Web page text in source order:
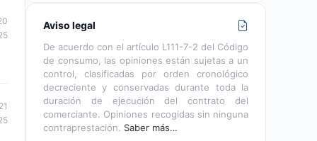
Aviso legal
De acuerdo con el artículo L111-7-2 del Código
de consumo, las opiniones están sujetas a un
control, clasificadas por orden cronológico
decreciente y conservadas durante toda la
duración de ejecución del contrato del
comerciante. Opiniones recogidas sin ninguna
contraprestación. Saber más…